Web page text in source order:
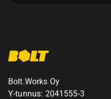
Bolt.Works Oy
Y-tunnus: 2041555-3